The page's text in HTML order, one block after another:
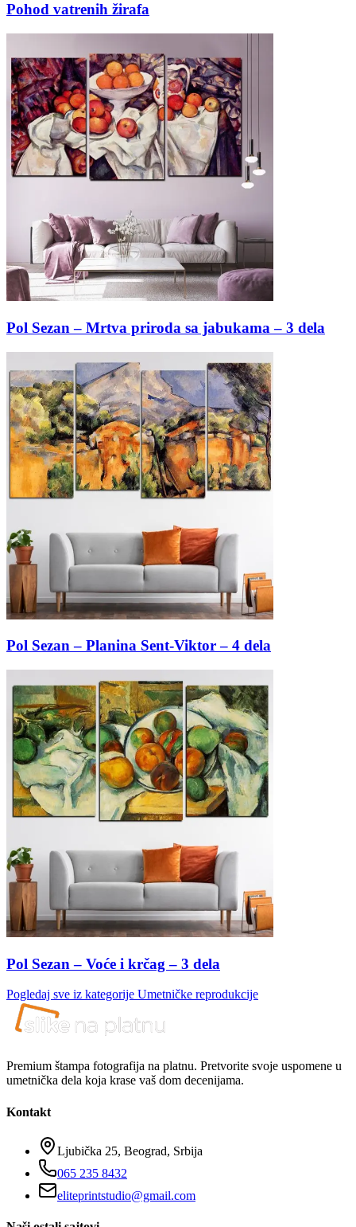
Pohod vatrenih žirafa
Pol Sezan – Mrtva priroda sa jabukama – 3 dela
Pol Sezan – Planina Sent-Viktor – 4 dela
Pol Sezan – Voće i krčag – 3 dela
Pogledaj sve iz kategorije Umetničke reprodukcije
Premium štampa fotografija na platnu. Pretvorite svoje uspomene u
umetnička dela koja krase vaš dom decenijama.
Kontakt
Ljubička 25, Beograd, Srbija
065 235 8432
eliteprintstudio@gmail.com